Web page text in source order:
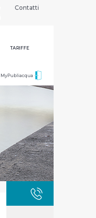
Contatti
TARIFFE
MyPubliacqua